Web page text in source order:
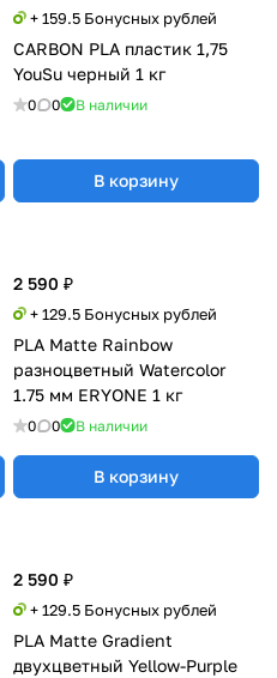
+ 159.5 Бонусных рублей
CARBON PLA пластик 1,75
YouSu черный 1 кг
0 0 В наличии
В корзину
2 590 ₽
+ 129.5 Бонусных рублей
PLA Matte Rainbow
разноцветный Watercolor
1.75 мм ERYONE 1 кг
0 0 В наличии
В корзину
2 590 ₽
+ 129.5 Бонусных рублей
PLA Matte Gradient
двухцветный Yellow-Purple